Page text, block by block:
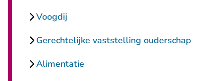
Voogdij
Gerechtelijke vaststelling ouderschap
Alimentatie